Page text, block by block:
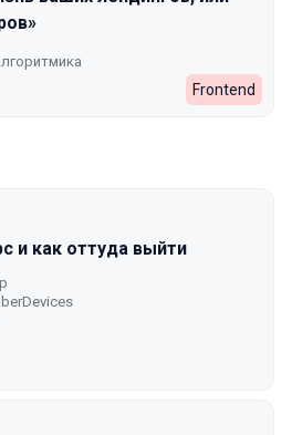
Frontend
и как оттуда выйти